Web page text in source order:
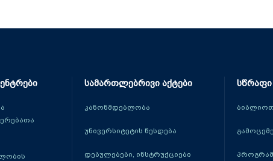
სამართლებრივი აქტები
კანონმდებლობა
უნივერსიტეტის წესდება
დებულებები, ინსტრუქციები
სწრაფი